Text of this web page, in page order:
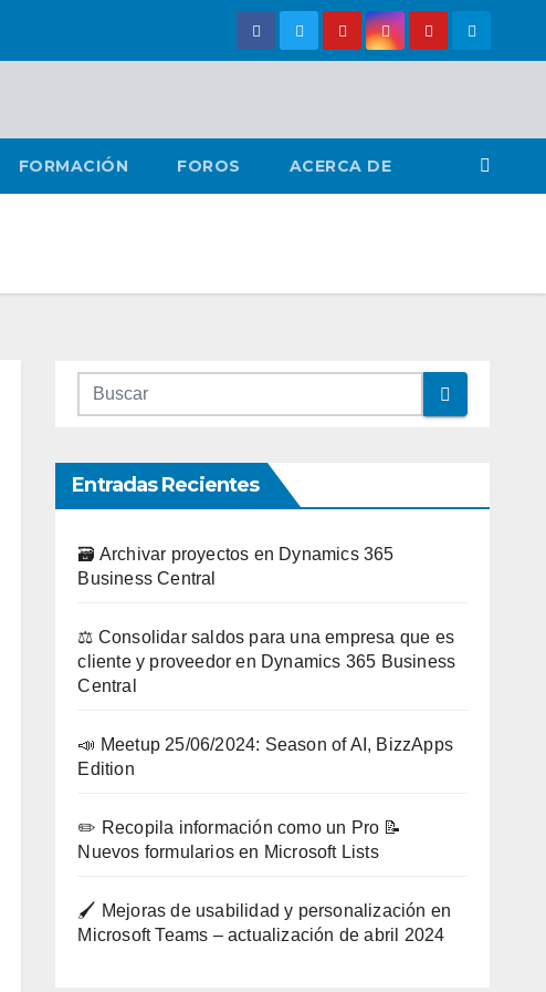
FORMACIÓN FOROS ACERCA DE
Entradas Recientes
🗃️ Archivar proyectos en Dynamics 365
Business Central
⚖️ Consolidar saldos para una empresa que es
cliente y proveedor en Dynamics 365 Business
Central
📣 Meetup 25/06/2024: Season of AI, BizzApps
Edition
✏️ Recopila información como un Pro 📝
Nuevos formularios en Microsoft Lists
🖌️ Mejoras de usabilidad y personalización en
Microsoft Teams – actualización de abril 2024